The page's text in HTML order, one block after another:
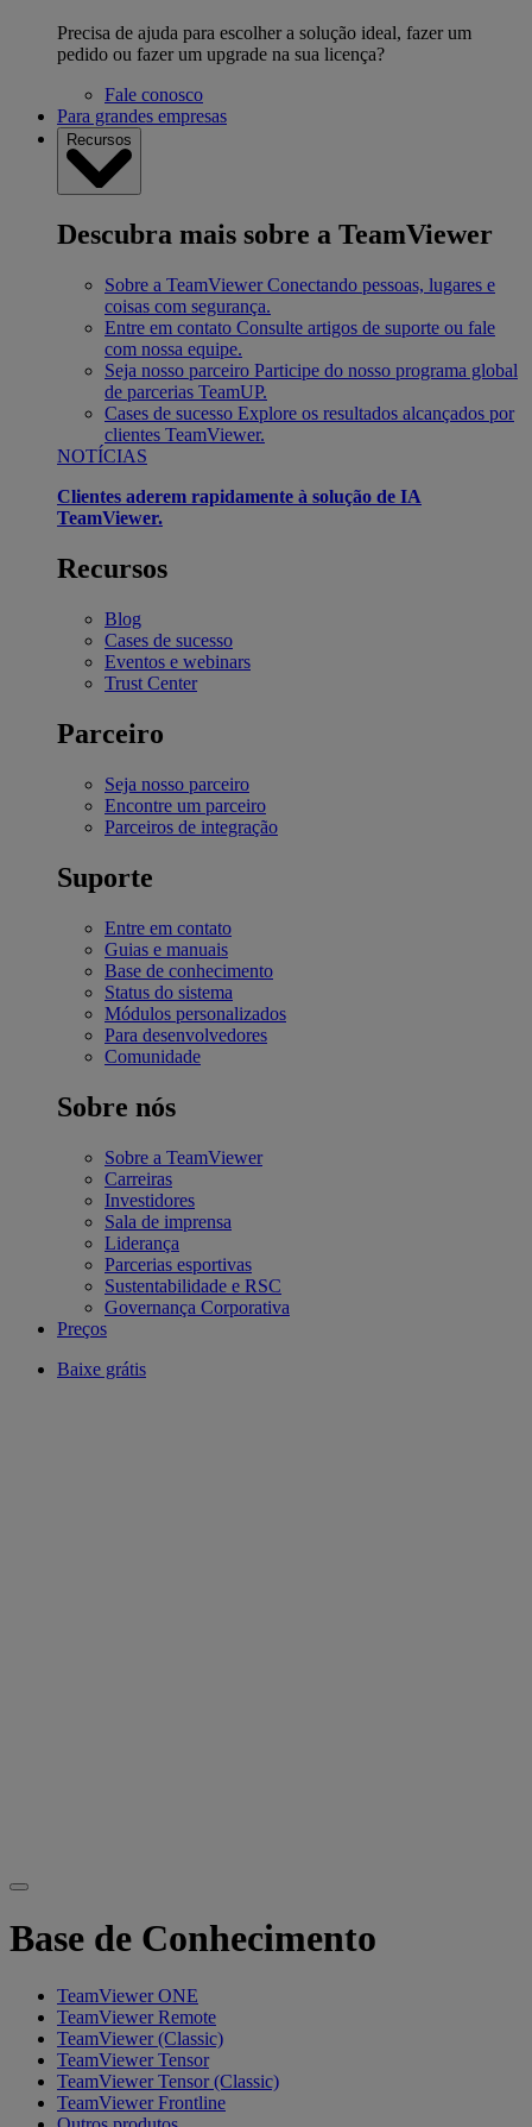
Precisa de ajuda para escolher a solução ideal, fazer um
pedido ou fazer um upgrade na sua licença?
Fale conosco
Para grandes empresas
Recursos
Descubra mais sobre a TeamViewer
Sobre a TeamViewer Conectando pessoas, lugares e
coisas com segurança.
Entre em contato Consulte artigos de suporte ou fale
com nossa equipe.
Seja nosso parceiro Participe do nosso programa global
de parcerias TeamUP.
Cases de sucesso Explore os resultados alcançados por
clientes TeamViewer.
NOTÍCIAS
Clientes aderem rapidamente à solução de IA
TeamViewer.
Recursos
Blog
Cases de sucesso
Eventos e webinars
Trust Center
Parceiro
Seja nosso parceiro
Encontre um parceiro
Parceiros de integração
Suporte
Entre em contato
Guias e manuais
Base de conhecimento
Status do sistema
Módulos personalizados
Para desenvolvedores
Comunidade
Sobre nós
Sobre a TeamViewer
Carreiras
Investidores
Sala de imprensa
Liderança
Parcerias esportivas
Sustentabilidade e RSC
Governança Corporativa
Preços
Baixe grátis
Base de Conhecimento
TeamViewer ONE
TeamViewer Remote
TeamViewer (Classic)
TeamViewer Tensor
TeamViewer Tensor (Classic)
TeamViewer Frontline